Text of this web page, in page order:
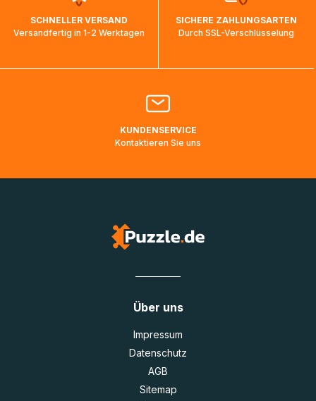
ankommen und von der dortigen Zustellorganisation weiter
bearbeitet werden.
Bitte kontaktieren Sie denKundenservicefalls Ihr Paket
Lieferadressen in Deutschland oder Europa mehrere Tage
SCHNELLER VERSAND
Versandfertig in 1-2 Werktagen
SICHERE ZAHLUNGSARTEN
Durch SSL-Verschlüsselung
KUNDENSERVICE
Kontaktieren Sie uns
Über uns
Impressum
Datenschutz
AGB
Sitemap